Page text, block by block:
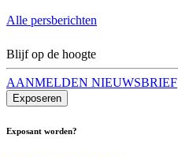
Alle persberichten
Blijf op de hoogte
AANMELDEN NIEUWSBRIEF
Exposeren
Exposant worden?